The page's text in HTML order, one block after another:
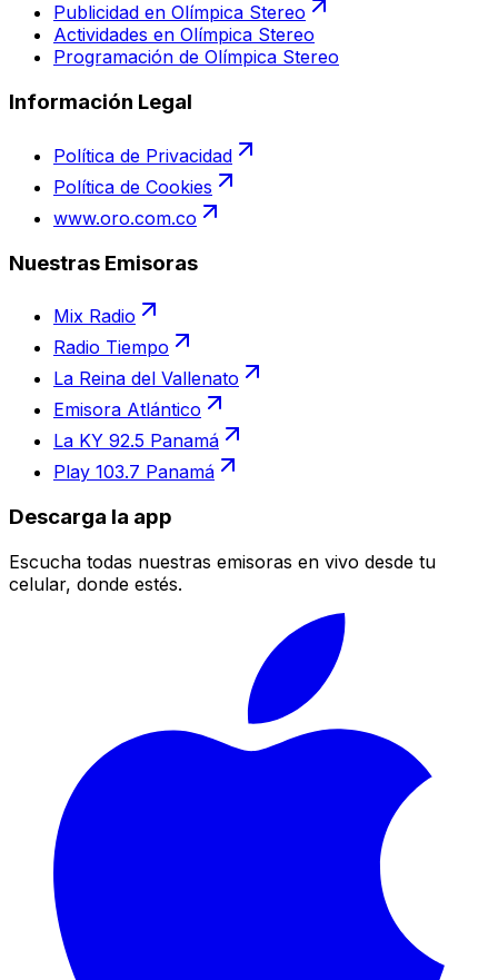
Publicidad en Olímpica Stereo
Actividades en Olímpica Stereo
Programación de Olímpica Stereo
Información Legal
Política de Privacidad
Política de Cookies
www.oro.com.co
Nuestras Emisoras
Mix Radio
Radio Tiempo
La Reina del Vallenato
Emisora Atlántico
La KY 92.5 Panamá
Play 103.7 Panamá
Descarga la app
Escucha todas nuestras emisoras en vivo desde tu
celular, donde estés.